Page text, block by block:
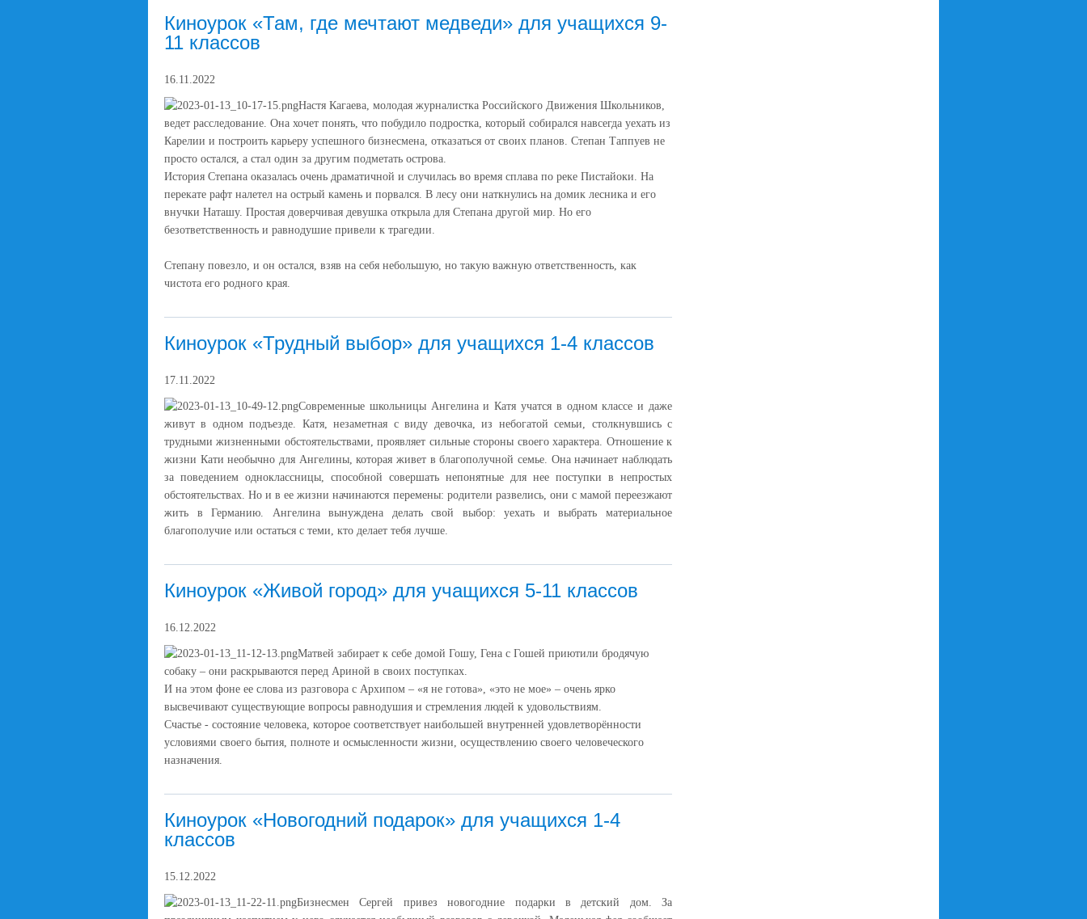
Киноурок «Там, где мечтают медведи» для учащихся 9-
11 классов
16.11.2022
Настя Кагаева, молодая журналистка Российского Движения Школьников,
ведет расследование. Она хочет понять, что побудило подростка, который собирался навсегда уехать из
Карелии и построить карьеру успешного бизнесмена, отказаться от своих планов. Степан Таппуев не
просто остался, а стал один за другим подметать острова.
История Степана оказалась очень драматичной и случилась во время сплава по реке Пистайоки. На
перекате рафт налетел на острый камень и порвался. В лесу они наткнулись на домик лесника и его
внучки Наташу. Простая доверчивая девушка открыла для Степана другой мир. Но его
безответственность и равнодушие привели к трагедии.
Степану повезло, и он остался, взяв на себя небольшую, но такую важную ответственность, как
чистота его родного края.
Киноурок «Трудный выбор» для учащихся 1-4 классов
17.11.2022
Современные школьницы Ангелина и Катя учатся в одном классе и даже
живут в одном подъезде. Катя, незаметная с виду девочка, из небогатой семьи, столкнувшись с
трудными жизненными обстоятельствами, проявляет сильные стороны своего характера. Отношение к
жизни Кати необычно для Ангелины, которая живет в благополучной семье. Она начинает наблюдать
за поведением одноклассницы, способной совершать непонятные для нее поступки в непростых
обстоятельствах. Но и в ее жизни начинаются перемены: родители развелись, они с мамой переезжают
жить в Германию. Ангелина вынуждена делать свой выбор: уехать и выбрать материальное
благополучие или остаться с теми, кто делает тебя лучше.
Киноурок «Живой город» для учащихся 5-11 классов
16.12.2022
Матвей забирает к себе домой Гошу, Гена с Гошей приютили бродячую
собаку – они раскрываются перед Ариной в своих поступках.
И на этом фоне ее слова из разговора с Архипом – «я не готова», «это не мое» – очень ярко
высвечивают существующие вопросы равнодушия и стремления людей к удовольствиям.
Счастье - состояние человека, которое соответствует наибольшей внутренней удовлетворённости
условиями своего бытия, полноте и осмысленности жизни, осуществлению своего человеческого
назначения.
Киноурок «Новогодний подарок» для учащихся 1-4
классов
15.12.2022
Бизнесмен Сергей привез новогодние подарки в детский дом. За